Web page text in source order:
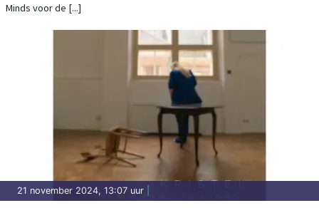
Minds voor de [...]
21 november 2024, 13:07 uur